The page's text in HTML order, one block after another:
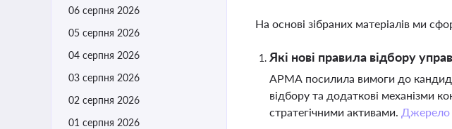
06 серпня 2026
05 серпня 2026
04 серпня 2026
03 серпня 2026
02 серпня 2026
01 серпня 2026
На основі зібраних матеріалів ми
Які нові правила відбору
АРМА посилила вимоги до
відбору та додаткові механізми
стратегічними активами. Джерело